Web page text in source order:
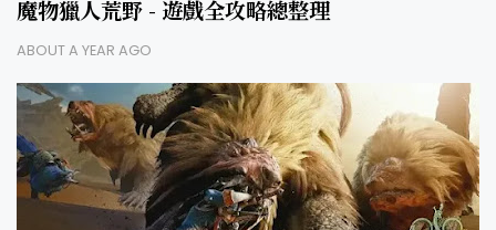
魔物獵人荒野 - 遊戲全攻略總整理
ABOUT A YEAR AGO